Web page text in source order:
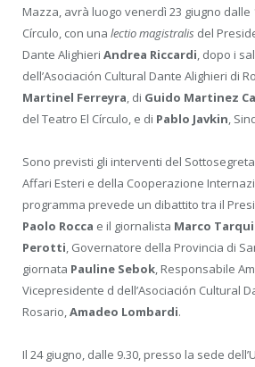
Mazza, avrà luogo venerdì 23 giugno dalle
Círculo, con una lectio magistralis del
Dante Alighieri Andrea Riccardi, dopo i
dell’Asociación Cultural Dante Alighieri di
Martinel Ferreyra, di Guido Martinez
del Teatro El Círculo, e di Pablo Javkin,
Sono previsti gli interventi del
Affari Esteri e della Cooperazione
programma prevede un dibattito tra il
Paolo Rocca e il giornalista Marco
Perotti, Governatore della Provincia di
giornata Pauline Sebok, Responsabile
Vicepresidente d dell’Asociación Cultural
Rosario,Amadeo Lombardi.
Il 24 giugno, dalle 9.30, presso la sede